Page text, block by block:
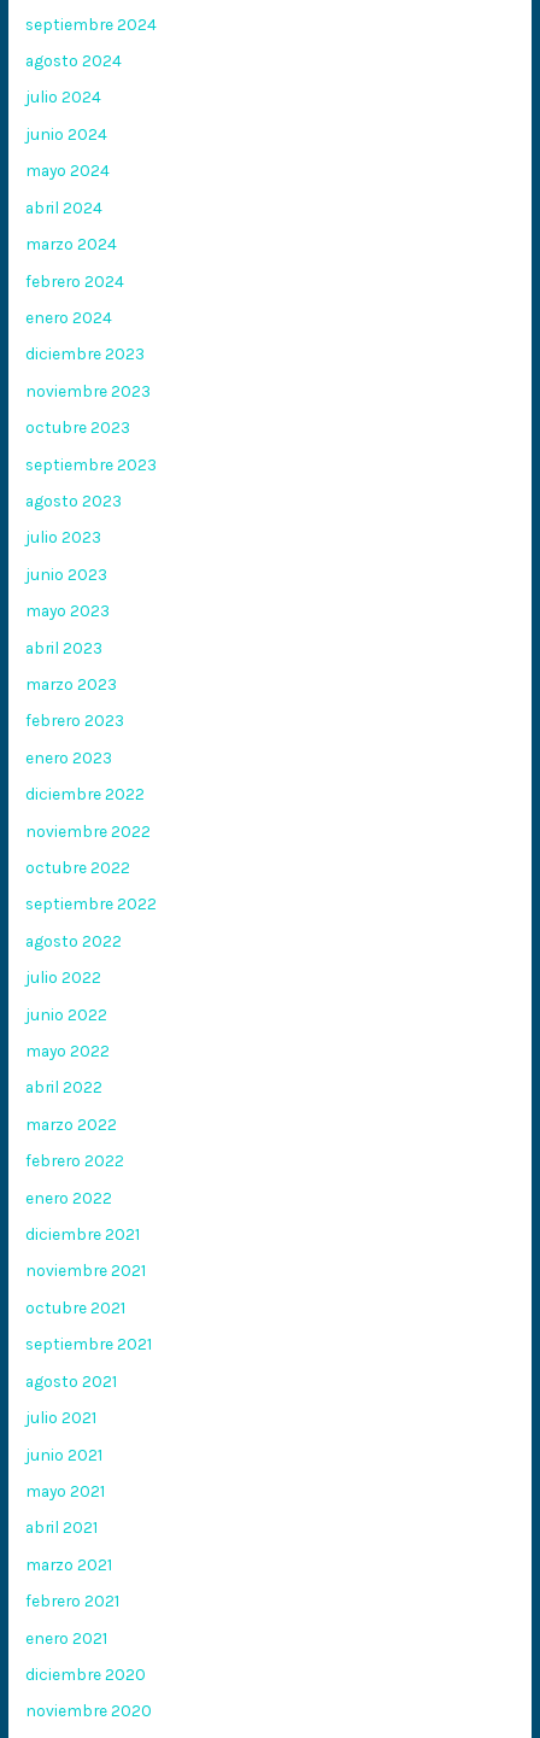
septiembre 2024
agosto 2024
julio 2024
junio 2024
mayo 2024
abril 2024
marzo 2024
febrero 2024
enero 2024
diciembre 2023
noviembre 2023
octubre 2023
septiembre 2023
agosto 2023
julio 2023
junio 2023
mayo 2023
abril 2023
marzo 2023
febrero 2023
enero 2023
diciembre 2022
noviembre 2022
octubre 2022
septiembre 2022
agosto 2022
julio 2022
junio 2022
mayo 2022
abril 2022
marzo 2022
febrero 2022
enero 2022
diciembre 2021
noviembre 2021
octubre 2021
septiembre 2021
agosto 2021
julio 2021
junio 2021
mayo 2021
abril 2021
marzo 2021
febrero 2021
enero 2021
diciembre 2020
noviembre 2020